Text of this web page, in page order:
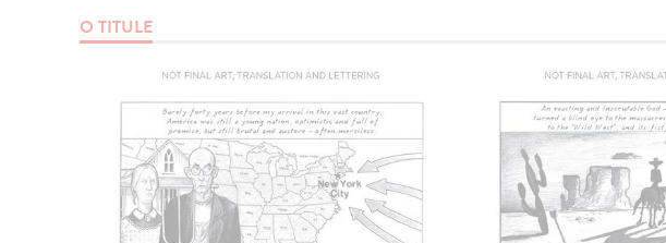
O TITULE